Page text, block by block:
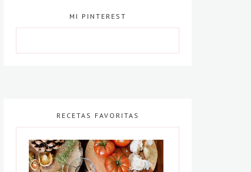
MI PINTEREST
RECETAS FAVORITAS